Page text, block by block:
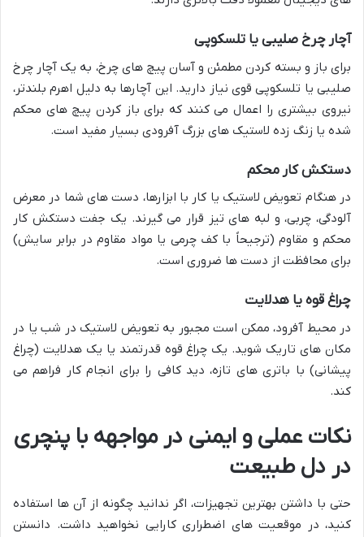
آچار چرخ صلیبی یا تلسکوپی
برای باز و بسته کردن مطمئن و آسان پیچ های چرخ، به یک آچار چرخ
صلیبی یا تلسکوپی قوی نیاز دارید. این آچارها به دلیل اهرم بلندتر،
نیروی بیشتری را اعمال می کنند که برای باز کردن پیچ های محکم
شده یا زنگ زده لاستیک های بزرگ آفرودی بسیار مفید است.
دستکش کار محکم
در هنگام تعویض لاستیک یا کار با ابزارها، دست های شما در معرض
آلودگی، چربی، و لبه های تیز قرار می گیرند. یک جفت دستکش کار
محکم و مقاوم (ترجیحاً با کف چرمی یا مواد مقاوم در برابر سایش)
برای محافظت از دست ها ضروری است.
چراغ قوه یا هدلایت
در محیط آفرود، ممکن است مجبور به تعویض لاستیک در شب یا در
مکان های تاریک شوید. یک چراغ قوه قدرتمند یا یک هدلایت (چراغ
پیشانی) با باتری های تازه، دید کافی را برای انجام کار فراهم می
کند.
نکات عملی و ایمنی در مواجهه با پنچری
در دل طبیعت
حتی با داشتن بهترین تجهیزات، اگر ندانید چگونه از آن ها استفاده
کنید، در موقعیت های اضطراری کارایی نخواهید داشت. دانستن